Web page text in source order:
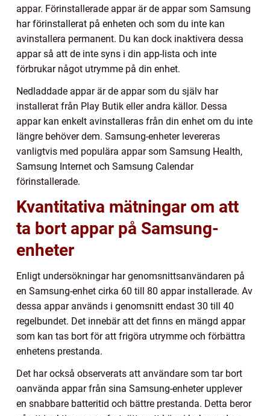
appar. Förinstallerade appar är de appar som Samsung
har förinstallerat på enheten och som du inte kan
avinstallera permanent. Du kan dock inaktivera dessa
appar så att de inte syns i din app-lista och inte
förbrukar något utrymme på din enhet.
Nedladdade appar är de appar som du själv har
installerat från Play Butik eller andra källor. Dessa
appar kan enkelt avinstalleras från din enhet om du inte
längre behöver dem. Samsung-enheter levereras
vanligtvis med populära appar som Samsung Health,
Samsung Internet och Samsung Calendar
förinstallerade.
Kvantitativa mätningar om att
ta bort appar på Samsung-
enheter
Enligt undersökningar har genomsnittsanvändaren på
en Samsung-enhet cirka 60 till 80 appar installerade. Av
dessa appar används i genomsnitt endast 30 till 40
regelbundet. Det innebär att det finns en mängd appar
som kan tas bort för att frigöra utrymme och förbättra
enhetens prestanda.
Det har också observerats att användare som tar bort
oanvända appar från sina Samsung-enheter upplever
en snabbare batteritid och bättre prestanda. Detta beror